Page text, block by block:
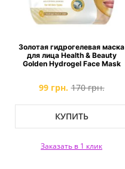
Золотая гидрогелевая маска
для лица Health & Beauty
Golden Hydrogel Face Mask
99 грн. 170 грн.
КУПИТЬ
Заказать в 1 клик